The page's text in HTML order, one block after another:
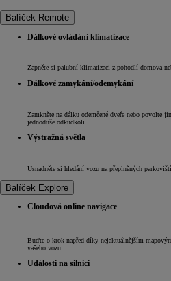
Balíček Remote
Dálkové ovládání klimatizace
Zapněte si palubní klimatizaci z pohodlí domova
Dálkové zamykání/odemykání
Zamkněte na dálku odemčené dveře nebo povolte
jednoduše odkudkoli.
Výstražná světla
Usnadněte si hledání vozu na přeplněných
Balíček Explore
Cloudová online navigace
Buďte o krok napřed díky nejaktuálnějším
vašeho vozu.
Události na silnici